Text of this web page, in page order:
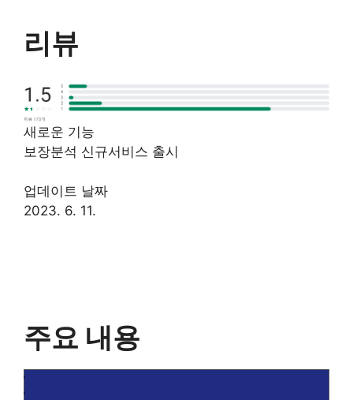
리뷰
새로운 기능
보장분석 신규서비스 출시
업데이트 날짜
2023. 6. 11.
주요 내용